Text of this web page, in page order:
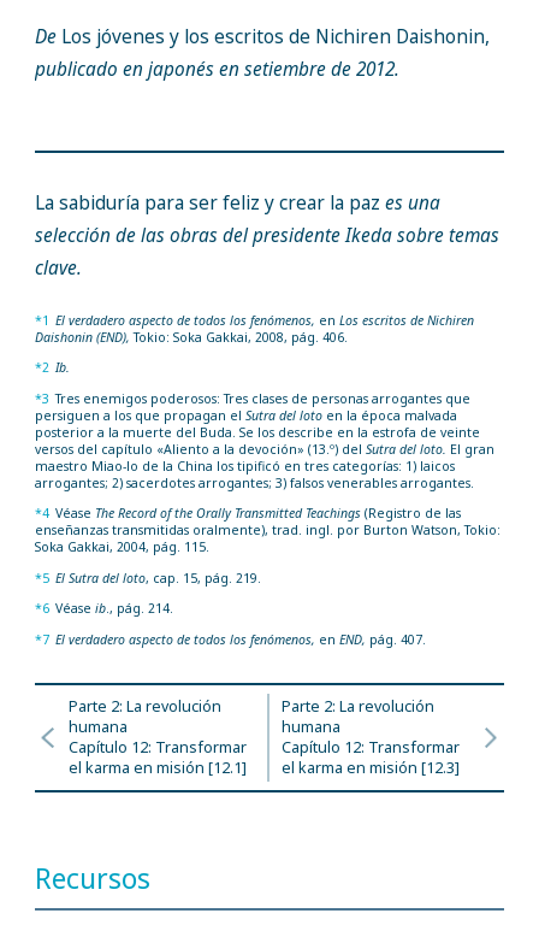
DeLos jóvenes y los escritos de Nichiren Daishonin,
publicado en japonés en setiembre de 2012.
La sabiduría para ser feliz y crear la paz es una
selección de las obras del presidente Ikeda sobre temas
clave.
*1 El verdadero aspecto de todos los fenómenos, en Los escritos de Nichiren
Daishonin (END), Tokio: Soka Gakkai, 2008, pág. 406.
*2 Ib.
*3 Tres enemigos poderosos: Tres clases de personas arrogantes que
persiguen a los que propagan el Sutra del lotoen la época malvada
posterior a la muerte del Buda. Se los describe en la estrofa de veinte
versos del capítulo «Aliento a la devoción» (13.º) del Sutra del loto. El gran
maestro Miao-lo de la China los tipificó en tres categorías: 1) laicos
arrogantes; 2) sacerdotes arrogantes; 3) falsos venerables arrogantes.
*4 Véase The Record of the Orally Transmitted Teachings(Registro de las
enseñanzas transmitidas oralmente), trad. ingl. por Burton Watson, Tokio:
Soka Gakkai, 2004, pág. 115.
*5 El Sutra del loto, cap. 15, pág. 219.
*6 Véase ib., pág. 214.
*7 El verdadero aspecto de todos los fenómenos, en END, pág. 407.
Parte 2: La revolución
humana
Capítulo 12: Transformar
el karma en misión [12.1]
Parte 2: La revolución
humana
Capítulo 12: Transformar
el karma en misión [12.3]
Recursos